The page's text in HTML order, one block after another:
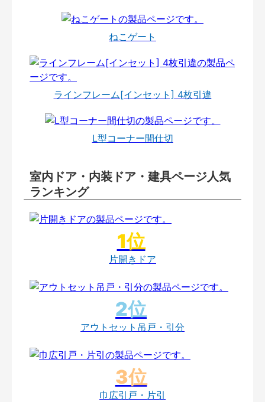
ねこゲート
ラインフレーム[インセット] 4枚引違
L型コーナー間仕切
室内ドア・内装ドア・建具ページ人気
ランキング
片開きドア
アウトセット吊戸・引分
巾広引戸・片引